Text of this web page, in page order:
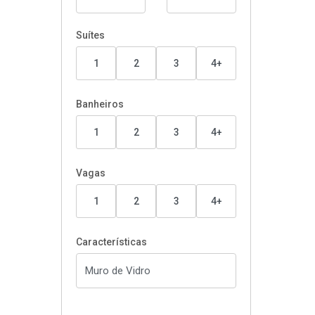
Suítes
1 2 3 4+
Banheiros
1 2 3 4+
Vagas
1 2 3 4+
Características